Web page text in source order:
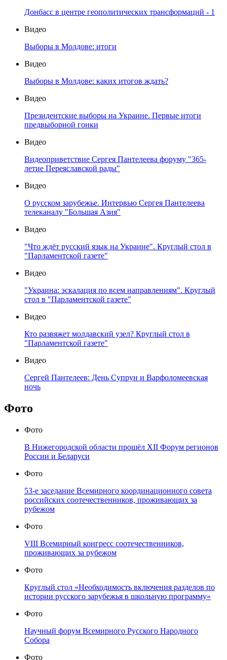
Донбасс в центре геополитических трансформаций - 1
Видео
Выборы в Молдове: итоги
Видео
Выборы в Молдове: каких итогов ждать?
Видео
Президентские выборы на Украине. Первые итоги
предвыборной гонки
Видео
Видеоприветствие Сергея Пантелеева форуму "365-
летие Переяславской рады"
Видео
О русском зарубежье. Интервью Сергея Пантелеева
телеканалу "Большая Азия"
Видео
"Что ждёт русский язык на Украине". Круглый стол в
"Парламентской газете"
Видео
"Украина: эскалация по всем направлениям". Круглый
стол в "Парламентской газете"
Видео
Кто развяжет молдавский узел? Круглый стол в
"Парламентской газете"
Видео
Сергей Пантелеев: День Супрун и Варфоломеевская
ночь
Фото
Фото
В Нижегородской области прошёл XII Форум регионов
России и Беларуси
Фото
53-е заседание Всемирного координационного совета
российских соотечественников, проживающих за
рубежом
Фото
VIII Всемирный конгресс соотечественников,
проживающих за рубежом
Фото
Круглый стол «Необходимость включения разделов по
истории русского зарубежья в школьную программу»
Фото
Научный форум Всемирного Русского Народного
Собора
Фото